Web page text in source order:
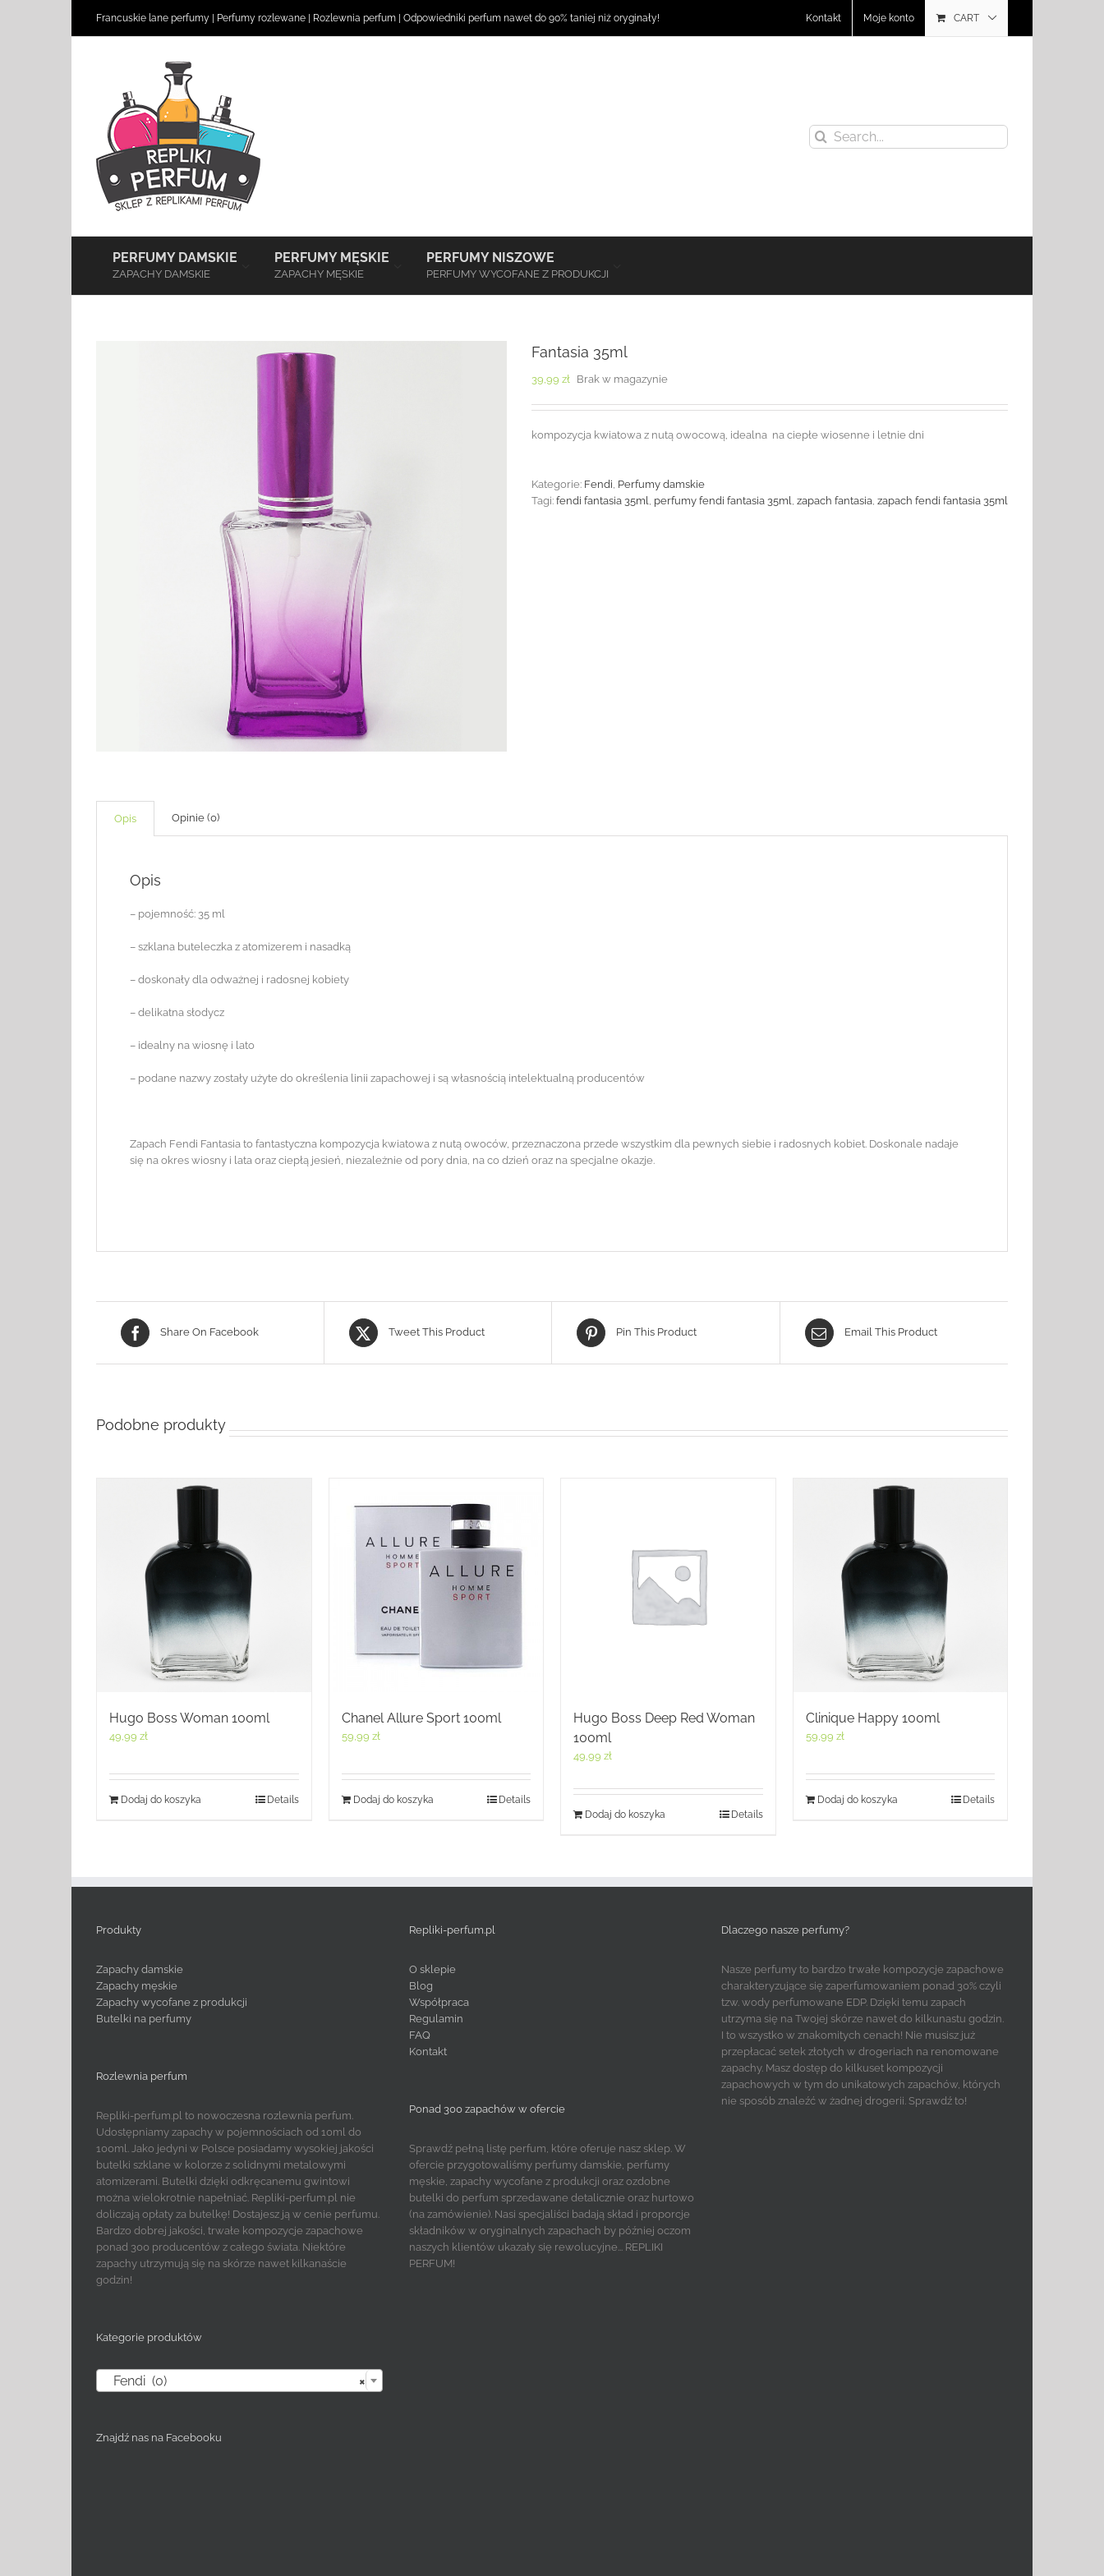
Francuskie lane perfumy Perfumy rozlewane Rozlewnia perfum Odpowiedniki perfum nawet do 90% taniej niż oryginały! Kontakt Moje konto CART
Search
for:
PERFUMY DAMSKIE
ZAPACHY DAMSKIE
PERFUMY MĘSKIE
ZAPACHY MĘSKIE
PERFUMY NISZOWE
PERFUMY WYCOFANE Z PRODUKCJI
Fantasia 35ml
39,99 zł Brak w magazynie
kompozycja kwiatowa z nutą owocową, idealna na ciepłe wiosenne i letnie dni
Kategorie: Fendi Perfumy damskie
Tagi: fendi fantasia 35ml perfumy fendi fantasia 35ml zapach fantasia zapach fendi fantasia 35ml
Opis Opinie (0)
Opis
– pojemność: 35 ml
– szklana buteleczka z atomizerem i nasadką
– doskonały dla odważnej i radosnej kobiety
– delikatna słodycz
– idealny na wiosnę i lato
– podane nazwy zostały użyte do określenia linii zapachowej i są własnością intelektualną producentów
Zapach Fendi Fantasia to fantastyczna kompozycja kwiatowa z nutą owoców, przeznaczona przede wszystkim dla pewnych siebie i radosnych kobiet. Doskonale nadaje
się na okres wiosny i lata oraz ciepłą jesień, niezależnie od pory dnia, na co dzień oraz na specjalne okazje.
Share On Facebook Tweet This Product Pin This Product Email This Product
Podobne produkty
Hugo Boss Woman 100ml
49,99 zł
Dodaj do koszyka Details
Chanel Allure Sport 100ml
59,99 zł
Dodaj do koszyka Details
Hugo Boss Deep Red Woman
100ml
49,99 zł
Dodaj do koszyka Details
Clinique Happy 100ml
59,99 zł
Dodaj do koszyka Details
Produkty
Zapachy damskie
Zapachy męskie
Zapachy wycofane z produkcji
Butelki na perfumy
Rozlewnia perfum
Repliki-perfum.pl to nowoczesna rozlewnia perfum.
Udostępniamy zapachy w pojemnościach od 10ml do
100ml. Jako jedyni w Polsce posiadamy wysokiej jakości
butelki szklane w kolorze z solidnymi metalowymi
atomizerami. Butelki dzięki odkręcanemu gwintowi
można wielokrotnie napełniać. Repliki-perfum.pl nie
doliczają opłaty za butelkę! Dostajesz ją w cenie perfumu.
Bardzo dobrej jakości, trwałe kompozycje zapachowe
ponad 300 producentów z całego świata. Niektóre
zapachy utrzymują się na skórze nawet kilkanaście
godzin!
Kategorie produktów

×
Fendi (0)
Znajdź nas na Facebooku
Repliki-perfum.pl
O sklepie
Blog
Współpraca
Regulamin
FAQ
Kontakt
Ponad 300 zapachów w ofercie
Sprawdź pełną listę perfum, które oferuje nasz sklep. W
ofercie przygotowaliśmy perfumy damskie, perfumy
męskie, zapachy wycofane z produkcji oraz ozdobne
butelki do perfum sprzedawane detalicznie oraz hurtowo
(na zamówienie). Nasi specjaliści badają skład i proporcje
składników w oryginalnych zapachach by później oczom
naszych klientów ukazały się rewolucyjne... REPLIKI
PERFUM!
Dlaczego nasze perfumy?
Nasze perfumy to bardzo trwałe kompozycje zapachowe
charakteryzujące się zaperfumowaniem ponad 30% czyli
tzw. wody perfumowane EDP. Dzięki temu zapach
utrzyma się na Twojej skórze nawet do kilkunastu godzin.
I to wszystko w znakomitych cenach! Nie musisz już
przepłacać setek złotych w drogeriach na renomowane
zapachy. Masz dostęp do kilkuset kompozycji
zapachowych w tym do unikatowych zapachów, których
nie sposób znaleźć w żadnej drogerii. Sprawdź to!